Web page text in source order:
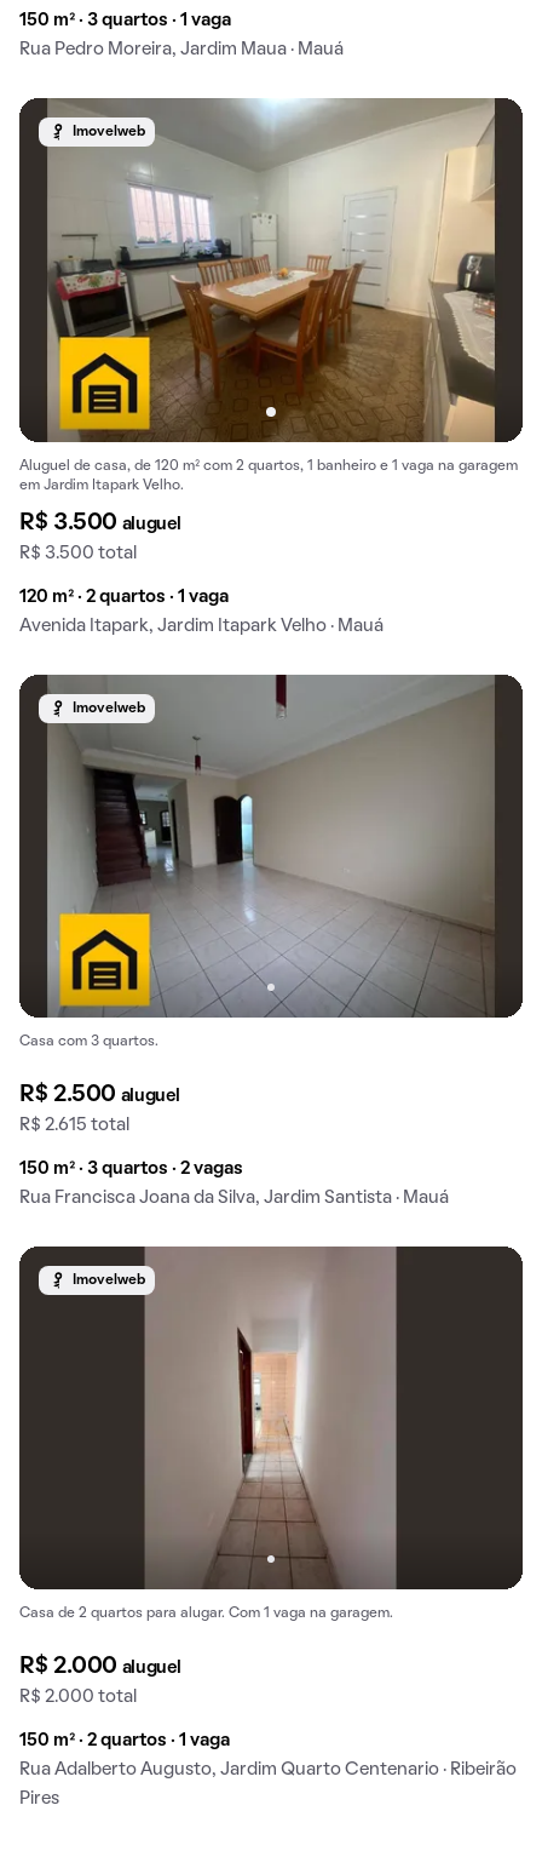
150 m² · 3 quartos · 1 vaga
Rua Pedro Moreira, Jardim Maua · Mauá
Imovelweb
Aluguel de casa, de 120 m² com 2 quartos, 1 banheiro e 1 vaga na garagem
em Jardim Itapark Velho.
R$ 3.500 aluguel
R$ 3.500 total
120 m² · 2 quartos · 1 vaga
Avenida Itapark, Jardim Itapark Velho · Mauá
Imovelweb
Casa com 3 quartos.
R$ 2.500 aluguel
R$ 2.615 total
150 m² · 3 quartos · 2 vagas
Rua Francisca Joana da Silva, Jardim Santista · Mauá
Imovelweb
Casa de 2 quartos para alugar. Com 1 vaga na garagem.
R$ 2.000 aluguel
R$ 2.000 total
150 m² · 2 quartos · 1 vaga
Rua Adalberto Augusto, Jardim Quarto Centenario · Ribeirão
Pires